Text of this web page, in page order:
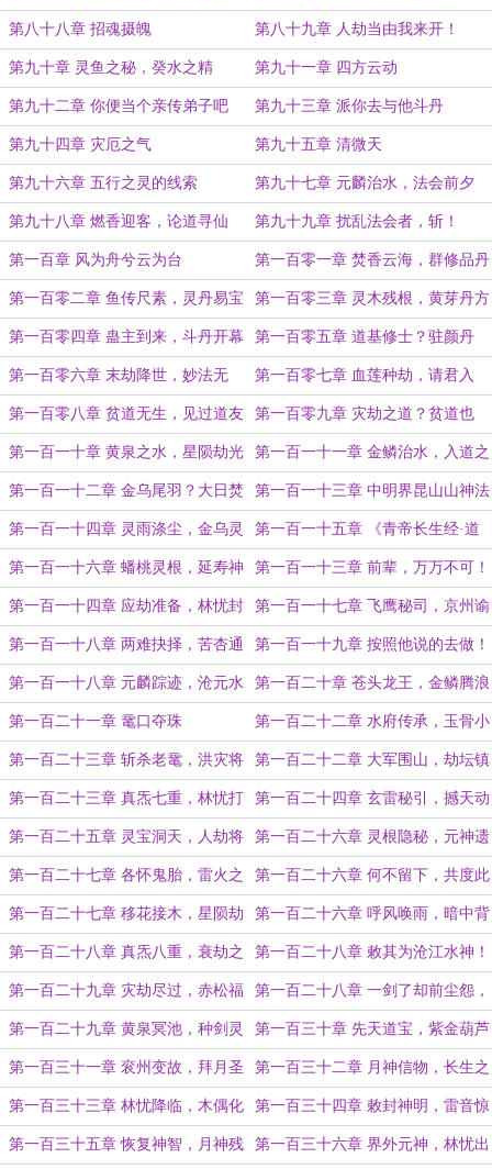
第八十八章 招魂摄魄 第八十九章 人劫当由我来开！
第九十章 灵鱼之秘，癸水之精 第九十一章 四方云动
第九十二章 你便当个亲传弟子吧 第九十三章 派你去与他斗丹
第九十四章 灾厄之气 第九十五章 清微天
第九十六章 五行之灵的线索 第九十七章 元麟治水，法会前夕
第九十八章 燃香迎客，论道寻仙 第九十九章 扰乱法会者，斩！
第一百章 风为舟兮云为台 第一百零一章 焚香云海，群修品丹
第一百零二章 鱼传尺素，灵丹易宝 第一百零三章 灵木残根，黄芽丹方
第一百零四章 蛊主到来，斗丹开幕 第一百零五章 道基修士？驻颜丹
方！
第一百零六章 末劫降世，妙法无
生！
第一百零七章 血莲种劫，请君入
瓮！
第一百零八章 贫道无生，见过道友 第一百零九章 灾劫之道？贫道也
会！（中午还有一更）
第一百一十章 黄泉之水，星陨劫光 第一百一十一章 金鳞治水，入道之
诺
第一百一十二章 金乌尾羽？大日焚
天
第一百一十三章 中明界昆山山神法
箓
第一百一十四章 灵雨涤尘，金乌灵
焰
第一百一十五章 《青帝长生经·道
基篇》
第一百一十六章 蟠桃灵根，延寿神
药（明天恢复三更）
第一百一十三章 前辈，万万不可！
第一百一十四章 应劫准备，林忧封
山
第一百一十七章 飞鹰秘司，京州谕
令
第一百一十八章 两难抉择，苦杏通
神
第一百一十九章 按照他说的去做！
（中午还有一更）
第一百一十八章 元麟踪迹，沧元水
府
第一百二十章 苍头龙王，金鳞腾浪
第一百二十一章 鼋口夺珠 第一百二十二章 水府传承，玉骨小
舟
第一百二十三章 斩杀老鼋，洪灾将
至
第一百二十二章 大军围山，劫坛镇
物
第一百二十三章 真炁七重，林忧打
算
第一百二十四章 玄雷秘引，撼天动
地
第一百二十五章 灵宝洞天，人劫将
至
第一百二十六章 灵根隐秘，元神遗
宝？
第一百二十七章 各怀鬼胎，雷火之
劫！
第一百二十六章 何不留下，共度此
劫！
第一百二十七章 移花接木，星陨劫
光
第一百二十六章 呼风唤雨，暗中背
刺
第一百二十八章 真炁八重，衰劫之
气
第一百二十八章 敕其为沧江水神！
第一百二十九章 灾劫尽过，赤松福
地！
第一百二十八章 一剑了却前尘怨，
着手欲筑大道基
第一百二十九章 黄泉冥池，种剑灵
葫
第一百三十章 先天道宝，紫金葫芦
第一百三十一章 衮州变故，拜月圣
女
第一百三十二章 月神信物，长生之
秘
第一百三十三章 林忧降临，木偶化
身
第一百三十四章 敕封神明，雷音惊
神
第一百三十五章 恢复神智，月神残 第一百三十六章 界外元神，林忧出